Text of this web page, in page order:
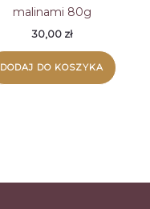
malinami 80g
30,00 zł
DODAJ DO KOSZYKA